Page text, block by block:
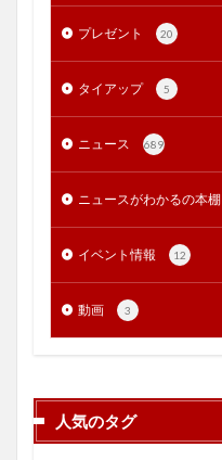
プレゼント 20
タイアップ 5
ニュース 689
ニュースがわかるの本棚
イベント情報 12
動画 3
人気のタグ